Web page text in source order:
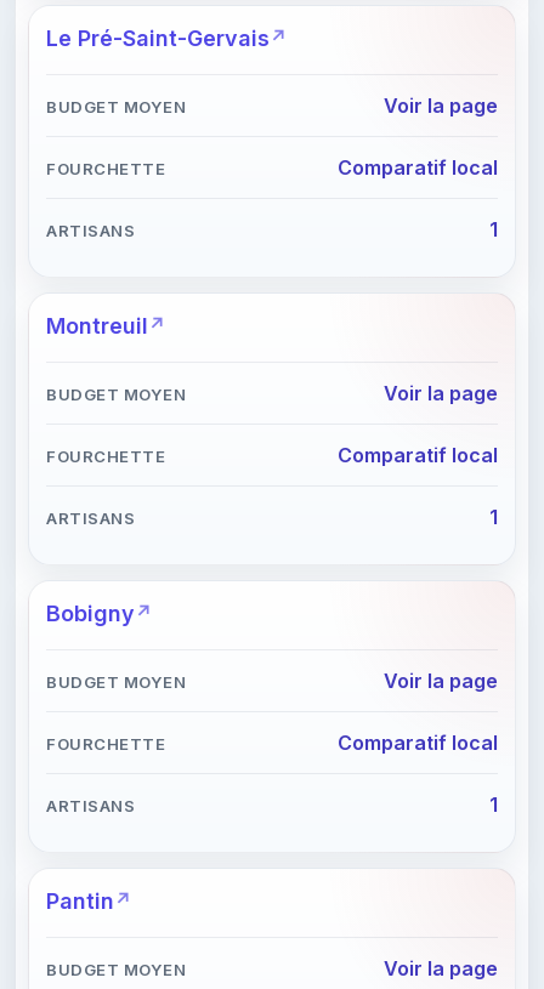
Le Pré-Saint-Gervais
Voir la page
Comparatif local
1
Montreuil
Voir la page
Comparatif local
1
Bobigny
Voir la page
Comparatif local
1
Pantin
Voir la page